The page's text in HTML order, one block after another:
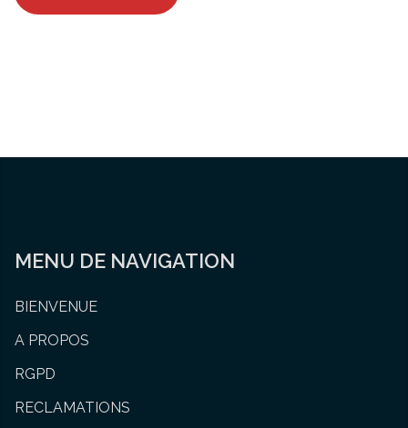
MENU DE NAVIGATION
BIENVENUE
A PROPOS
RGPD
RECLAMATIONS